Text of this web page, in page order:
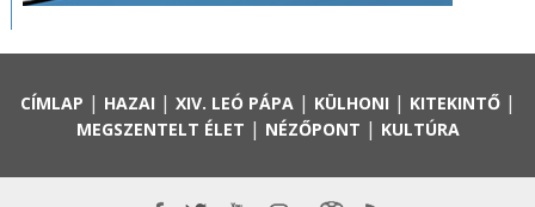
CÍMLAP | HAZAI | XIV. LEÓ PÁPA| KÜLHONI | KITEKINTŐ|
MEGSZENTELT ÉLET | NÉZŐPONT | KULTÚRA